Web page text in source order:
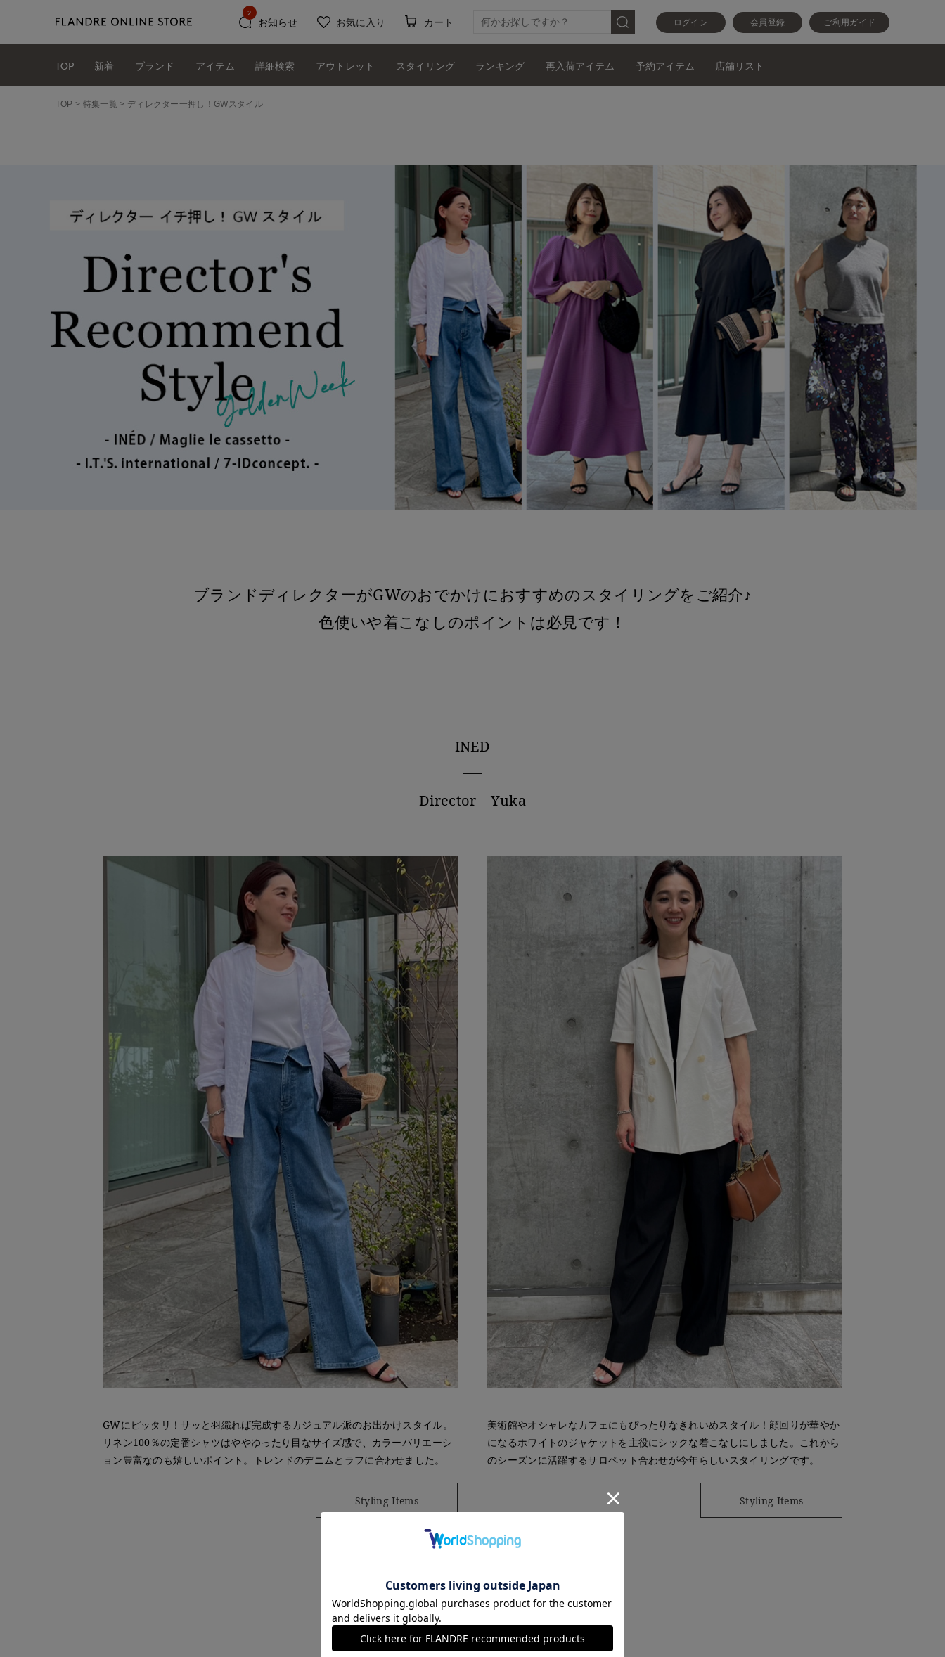
ログイン 会員登録 ご利用ガイド
お知らせ
2
お気に入り カート
TOP 新着 ブランド アイテム 詳細検索 アウトレット スタイリング ランキング 再入荷アイテム 予約アイテム 店舗リスト
TOP 特集一覧 ディレクター一押し！GWスタイル
ブランドディレクターがGWのおでかけにおすすめのスタイリングをご紹介♪
色使いや着こなしのポイントは必見です！
INED
Director Yuka
GWにピッタリ！サッと羽織れば完成するカジュアル派のお出かけスタイル。
リネン100％の定番シャツはややゆったり目なサイズ感で、カラーバリエーシ
ョン豊富なのも嬉しいポイント。トレンドのデニムとラフに合わせました。
Styling Items
美術館やオシャレなカフェにもぴったりなきれいめスタイル！顔回りが華やか
になるホワイトのジャケットを主役にシックな着こなしにしました。これから
のシーズンに活躍するサロペット合わせが今年らしいスタイリングです。
Styling Items
Maglie le cassetto